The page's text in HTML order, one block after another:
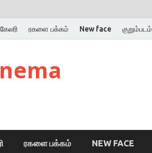
கேலரி ரகளை பக்கம் New face குறும்படம்
ரகளை பக்கம் NEW FACE